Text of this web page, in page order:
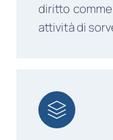
diritto
attività di